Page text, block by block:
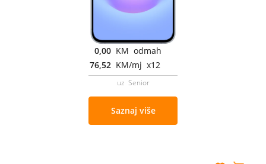
0,00 KM odmah
76,52 KM/mj x12
uz Senior
Saznaj više